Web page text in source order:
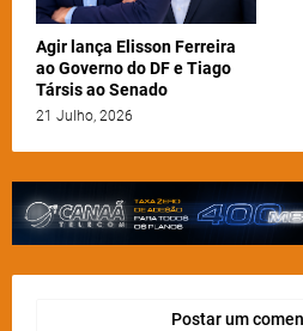
Agir lança Elisson Ferreira
ao Governo do DF e Tiago
Társis ao Senado
21 Julho, 2026
Postar um